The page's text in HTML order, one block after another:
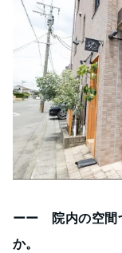
ーー 院内の空間
か。